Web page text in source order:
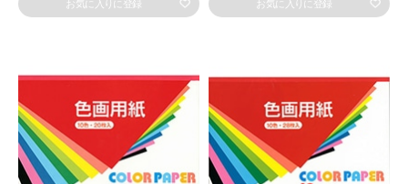
お気に入りに登録 お気に入りに登録